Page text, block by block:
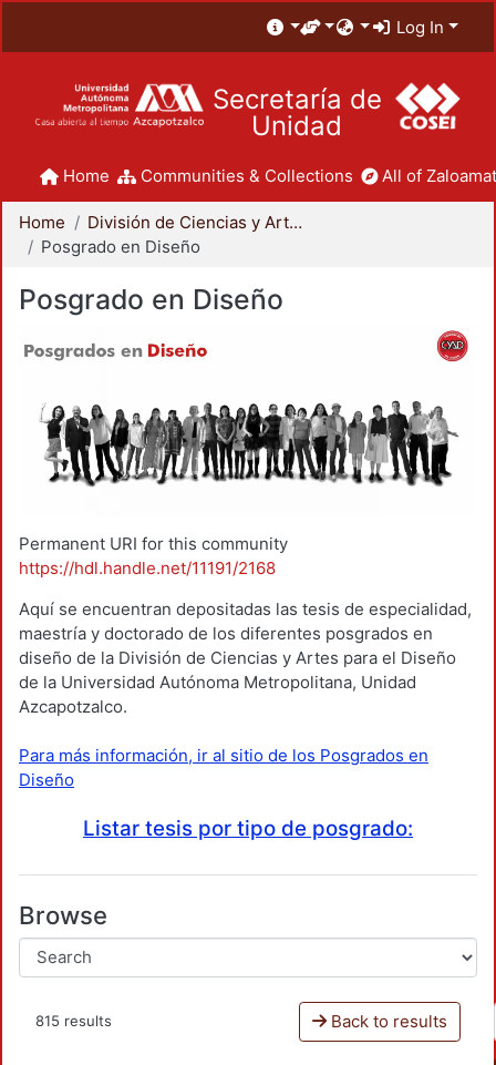
Log In
Secretaría de
Unidad
Home Communities & Collections All of
Home
División de Ciencias y Artes para el Diseño
Posgrado en Diseño
Posgrado en Diseño
Permanent URI for this community
https://hdl.handle.net/11191/2168
Aquí se encuentran depositadas las tesis de especialidad,
maestría y doctorado de los diferentes posgrados en
diseño de la División de Ciencias y Artes para el Diseño
de la Universidad Autónoma Metropolitana, Unidad
Azcapotzalco.
Para más información, ir al sitio de los Posgrados en
Diseño
Listar tesis por tipo de posgrado:
Browse
815 results Back to results